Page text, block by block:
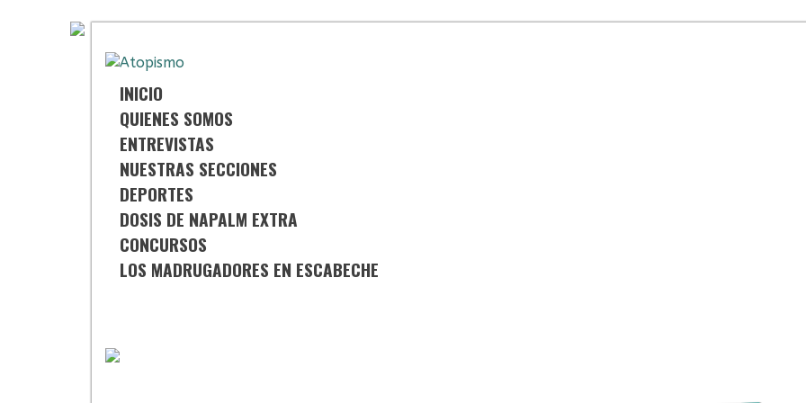
al
contenido
INICIO
QUIENES SOMOS
ENTREVISTAS
NUESTRAS SECCIONES
DEPORTES
DOSIS DE NAPALM EXTRA
CONCURSOS
LOS MADRUGADORES EN ESCABECHE